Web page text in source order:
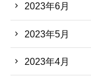
2023年6月
2023年5月
2023年4月